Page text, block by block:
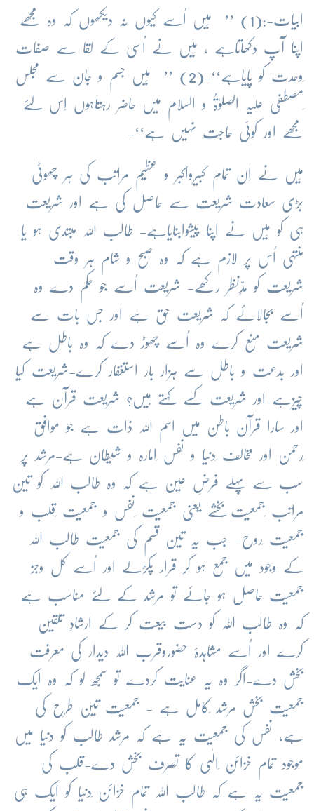
ابیات-:(1) ’’ مَیں اُسے کیوں نہ دیکھوں کہ وہ مجھے
اپنا آپ دکھاتاہے ، مَیں نے اُسی کے لقا سے صفات
ِوحدت کو پایاہے‘‘-(2) ’’ مَیں جسم و جان سے مجلس
ِمصطفی علیہ الصلوٰۃُ و السلام میں حاضر رہتاہوں اِس لئے
مجھے اور کوئی حاجت نہیں ہے‘‘-
مَیں نے اِن تمام کبیرواکبر و عظیم مراتب کی ہر چھوٹی
بڑی سعادت شریعت سے حاصل کی ہے اور شریعت
ہی کو مَیں نے اپنا پیشوابنایاہے- طالب اللہ مبتدی ہو یا
منتہی اُس پر لازم ہے کہ وہ صبح و شام ہر وقت
شریعت کو مدِّنظر رکھے- شریعت اُسے جو حکم دے وہ
اُسے بجالائے کہ شریعت حق ہے اور جس بات سے
شریعت منع کرے وہ اُسے چھوڑ دے کہ وہ باطل ہے
اور بدعت و باطل سے ہزار بار استغفار کرے-شریعت کیا
چیزہے اور شریعت کسے کہتے ہیں؟ شریعت قرآن ہے
اور سارا قرآن باطن میں اسم اللہ ذات ہے جو موافق
ِرحمن اور مخالف ِدنیا و نفس ِامارہ و شیطان ہے-مرشد پر
سب سے پہلے فرضِ عین ہے کہ وہ طالب اللہ کو تین
مراتب ِجمعیت بخشے یعنی جمعیت ِنفس و جمعیت ِقلب و
جمعیت ِروح- جب یہ تین قسم کی جمعیت طالب اللہ
کے وجود میں جمع ہو کر قرار پکڑلے اور اُسے کل وجز
جمعیت حاصل ہو جائے تو مرشد کے لئے مناسب ہے
کہ وہ طالب اللہ کو دست بیعت کر کے ارشادِ تلقین
کرے اور اُسے مشاہدۂ حضوروقرب اللہ دیدار کی معرفت
بخش دے-اگر وہ یہ عنایت کردے تو سمجھ لو کہ وہ ایک
جمعیت بخش مرشد ِکامل ہے - جمعیت تین طرح کی
ہے، نفس کی جمعیت یہ ہے کہ مرشد طالب کو دنیا میں
موجود تمام خزائن ِالٰہی کا تصرف بخش دے-قلب کی
جمعیت یہ ہے کہ طالب اللہ تمام خزائن ِدنیا کو ایک ہی